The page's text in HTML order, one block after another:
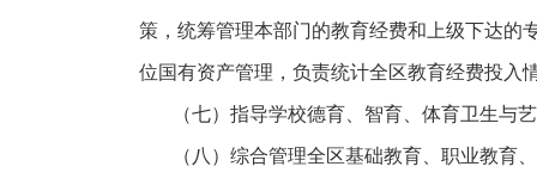
策，统筹管理本部门的教育经费和上级下达的
位国有资产管理，负责统计全区教育经费投入
（七）指导学校德育、智育、体育卫生与
（八）综合管理全区基础教育、职业教育